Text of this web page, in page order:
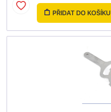
PŘIDAT DO KOŠÍKU